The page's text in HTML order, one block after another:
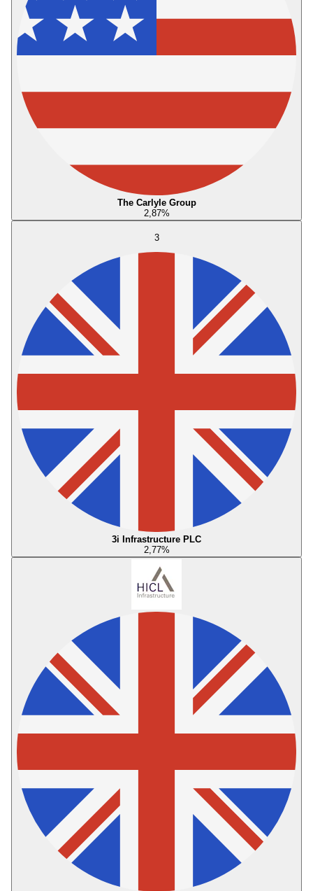
The Carlyle Group
2,87%
3
3i Infrastructure PLC
2,77%